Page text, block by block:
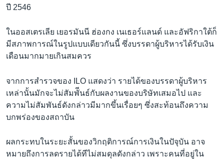
ปี 2546
ในออสเตรเลีย เยอรมันนี ฮ่องกง เนเธอร์แลนด์ และอัฟริกาใต้ก็
มีสภาพการณ์ในรูปแบบเดียวกันนี้ ซึ่งบรรดาผู้บริหารได้รับเงิน
เดือนมากมายเกินสมควร
จากการสำรวจของ ILO แสดงว่า รายได้ของบรรดาผู้บริหาร
เหล่านั้นมักจะไม่สัมพัีนธ์กับผลงานของบริษัทเสมอไป และ
ความไม่สัมพันธ์ดังกล่าวมีมากขึ้นเรื่อยๆ ซึ่งสะท้อนถึงความ
บกพร่องของสถาบัน
ผลกระทบในระยะสั้นของวิกฤติการณ์การเงินในปัจุบัน อาจ
หมายถึงการลดรายได้ทีไม่สมดุลดังกล่าว เพราะคนที่อยู่ใน